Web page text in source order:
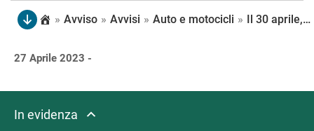
» Avviso » Avvisi » Auto e motocicli » Il 30 aprile, dalle 7 alle 15, Rotonda Pancaldi, Viale della Fiera, Viale Aldo Moro e via Garavaglia chiuse per lavori propedeutici. L’operazione riguarda la rimozione della torre faro presente nella rotonda Pancaldi.
27 Aprile 2023 -
In evidenza